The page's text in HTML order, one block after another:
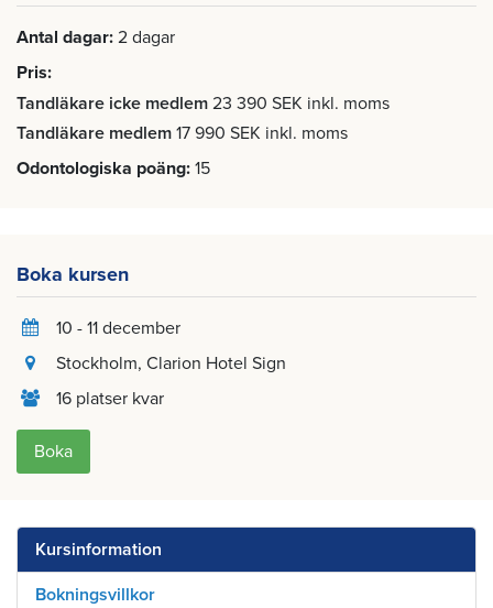
Antal dagar 2 dagar
Pris
Tandläkare icke medlem 23 390 SEK inkl. moms
Tandläkare medlem 17 990 SEK inkl. moms
Odontologiska poäng 15
Boka kursen
10 - 11 december
Stockholm, Clarion Hotel Sign
16 platser kvar
Boka
Kursinformation
Bokningsvillkor